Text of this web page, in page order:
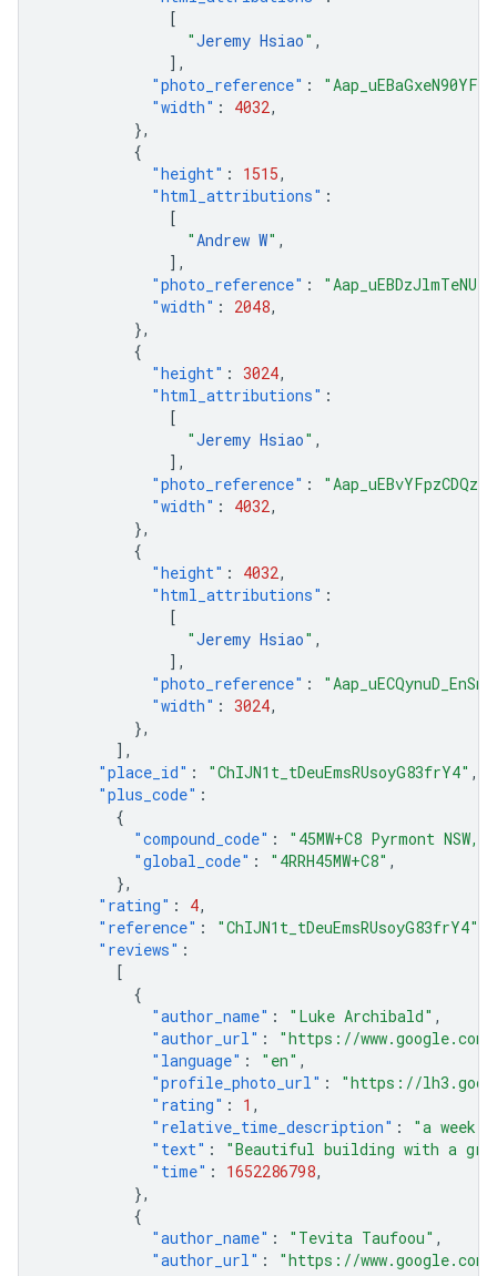
[
"Jeremy Hsiao" ,
],
"photo_reference" :
"width" : 4032,
},
{
"height" : 1515,
"html_attributions" :
[
"Andrew W" ,
],
"photo_reference" :
"width" : 2048,
},
{
"height" : 3024,
"html_attributions" :
[
"Jeremy Hsiao" ,
],
"photo_reference" :
"width" : 4032,
},
{
"height" : 4032,
"html_attributions" :
[
"Jeremy Hsiao" ,
],
"photo_reference" :
"width" : 3024,
},
],
"place_id" : "ChIJN1t_tDeuEmsRUsoyG83frY4" ,
"plus_code" :
{
"compound_code" :
"45MW+C8 Pyrmont
"global_code" : "4RRH45MW+C8" ,
},
"rating" : 4,
"reference" : "ChIJN1t_tDeuEmsRUsoyG83frY4"
"reviews" :
[
{
"author_name" : "Luke Archibald" ,
"author_url" :
"https://www.google.com/
"language" : "en" ,
"profile_photo_url" :
"https://
"rating" : 1 ,
"relative_time_description" :
"a week
"text" :
"Beautiful building with a
"time" : 1652286798,
},
{
"author_name" : "Tevita Taufoou" ,
"author_url" :
"https://www.google.com/